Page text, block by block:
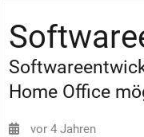
Home Office
vor 4 Jahren